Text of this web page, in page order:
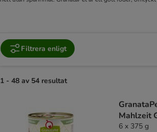
Filtrera enligt
1 - 48 av 54 resultat
Mahlzeit
6 x 375 g